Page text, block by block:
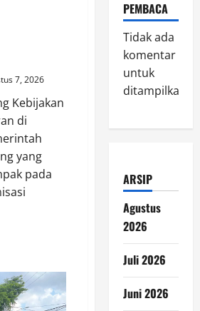
7, 2026
Kebijakan
di
yang
pada
PEMBACA
Tidak ada
komentar
untuk
ditampilkan.
ARSIP
Agustus
2026
Juli 2026
Juni 2026